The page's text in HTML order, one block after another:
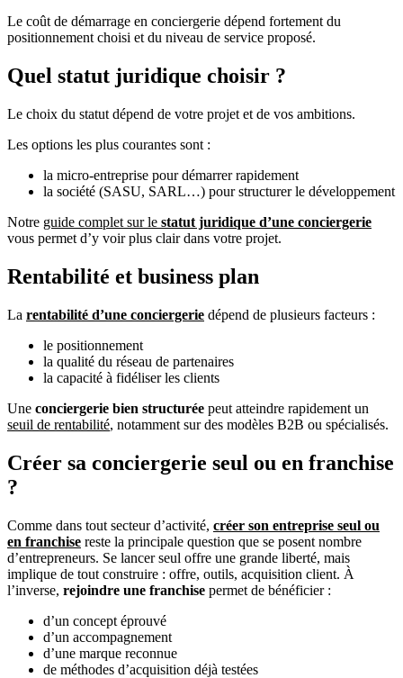
Le coût de démarrage en conciergerie dépend fortement du
positionnement choisi et du niveau de service proposé.
Quel statut juridique choisir ?
Le choix du statut dépend de votre projet et de vos ambitions.
Les options les plus courantes sont :
la micro-entreprise pour démarrer rapidement
la société (SASU, SARL…) pour structurer le développement
Notre guide complet sur le statut juridique d’une conciergerie
vous permet d’y voir plus clair dans votre projet.
Rentabilité et business plan
La rentabilité d’une conciergerie dépend de plusieurs facteurs :
le positionnement
la qualité du réseau de partenaires
la capacité à fidéliser les clients
Une conciergerie bien structurée peut atteindre rapidement un
seuil de rentabilité, notamment sur des modèles B2B ou spécialisés.
Créer sa conciergerie seul ou en franchise
?
Comme dans tout secteur d’activité, créer son entreprise seul ou
en franchise reste la principale question que se posent nombre
d’entrepreneurs. Se lancer seul offre une grande liberté, mais
implique de tout construire : offre, outils, acquisition client. À
l’inverse, rejoindre une franchise permet de bénéficier :
d’un concept éprouvé
d’un accompagnement
d’une marque reconnue
de méthodes d’acquisition déjà testées